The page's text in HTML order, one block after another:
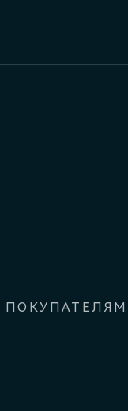
ПОКУПАТЕЛЯМ